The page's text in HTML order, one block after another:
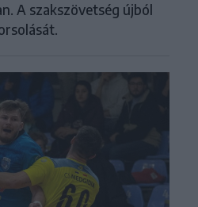
A szakszövetség újból